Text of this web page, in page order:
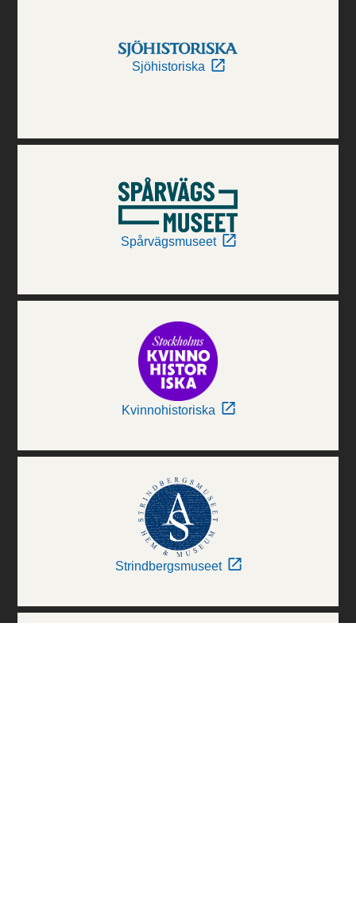
Sjöhistoriska
Spårvägsmuseet
Kvinnohistoriska
Strindbergsmuseet